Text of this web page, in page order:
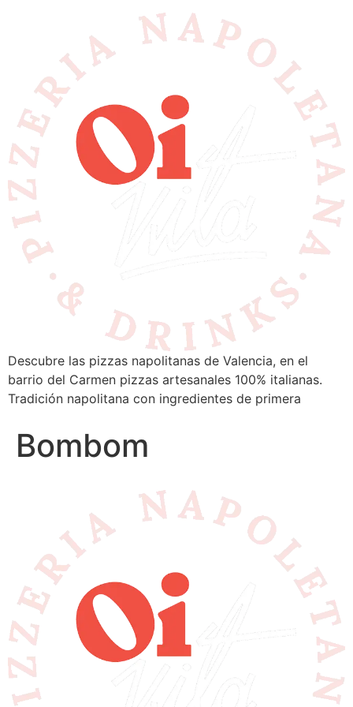
Descubre las pizzas napolitanas de Valencia, en el
barrio del Carmen pizzas artesanales 100% italianas.
Tradición napolitana con ingredientes de primera
Bombom